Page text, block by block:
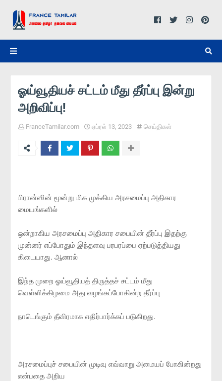
ஓய்வூதியச் சட்டம் மீது தீர்ப்பு இன்று
அறிவிப்பு!
FranceTamilar.com ஏப்ரல் 13, 2023 செய்திகள்
பிரான்ஸின் மூன்று மிக முக்கிய அரசமைப்பு அதிகார
மையங்களில்
ஒன்றாகிய அரசமைப்பு அதிகார சபையின் தீர்ப்பு இதற்கு
முன்னர் எப்போதும் இந்தளவு பரபரப்பை ஏற்படுத்தியது
கிடையாது. ஆனால்
இந்த முறை ஓய்வூதியத் திருத்தச் சட்டம் மீது
வெள்ளிக்கிழமை அது வழங்கப்போகின்ற தீர்ப்பு
நாடெங்கும் தீவிரமாக எதிர்பார்க்கப் படுகிறது.
அரசமைப்புச் சபையின் முடிவு எவ்வாறு அமையப் போகின்றது
என்பதை அறிய